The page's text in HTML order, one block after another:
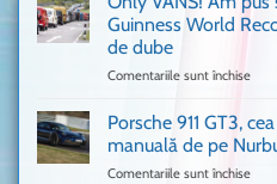
mulți
în
UK,
Guinness World
de dube
Comentariile sunt închise
Am
pus
Porsche 911 GT3,
manuală de pe
Comentariile sunt închise